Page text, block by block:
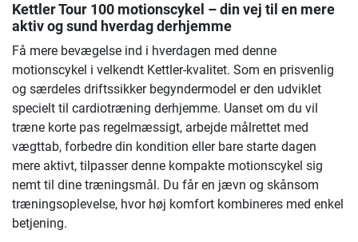
Kettler Tour 100 motionscykel – din vej til en mere
aktiv og sund hverdag derhjemme
Få mere bevægelse ind i hverdagen med denne
motionscykel i velkendt Kettler-kvalitet. Som en prisvenlig
og særdeles driftssikker begyndermodel er den udviklet
specielt til cardiotræning derhjemme. Uanset om du vil
træne korte pas regelmæssigt, arbejde målrettet med
vægttab, forbedre din kondition eller bare starte dagen
mere aktivt, tilpasser denne kompakte motionscykel sig
nemt til dine træningsmål. Du får en jævn og skånsom
træningsoplevelse, hvor høj komfort kombineres med enkel
betjening.